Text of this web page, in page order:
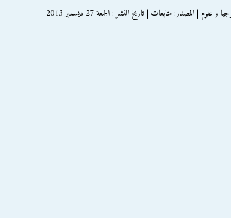
و علوم | المصدر: متابعات | تاريخ النشر : الجمعة 27 ديسمبر 2013